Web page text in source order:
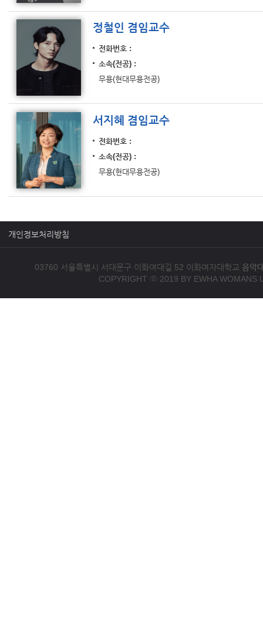
정철인 겸임교수
전화번호
소속(전공)
무용(현대무용전공)
서지혜 겸임교수
전화번호
소속(전공)
무용(현대무용전공)
개인정보처리방침
03760 서울특별시 서대문구 이화여대길 52 이화여자대학교음악
COPYRIGHT ⓒ 2019 BY EWHA WOMANS